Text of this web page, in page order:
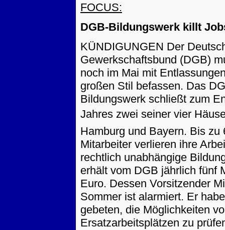
FOCUS:
DGB-Bildungswerk killt
KÜNDIGUNGEN Der
Gewerkschaftsbund (DGB)
noch im Mai mit
großen Stil befassen. Das
Bildungswerk schließt zum
Jahres zwei seiner vier
Hamburg und Bayern. Bis zu
Mitarbeiter verlieren ihre
rechtlich unabhängige
erhält vom DGB jährlich fünf
Euro. Dessen Vorsitzender
Sommer ist alarmiert. Er habe
gebeten, die Möglichkeiten
Ersatzarbeitsplätzen zu